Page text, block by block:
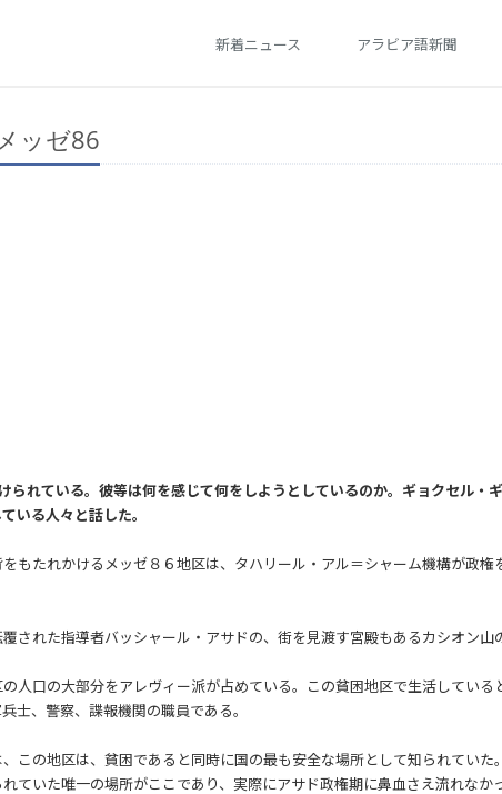
新着ニュース アラビア語新聞
ッゼ86
られている。彼等は何を感じて何をしようとしているのか。ギョクセル・
いる人々と話した。
もたれかけるメッゼ８６地区は、タハリール・アル＝シャーム機構が政
された指導者バッシャール・アサドの、街を見渡す宮殿もあるカシオン山
人口の大部分をアレヴィー派が占めている。この貧困地区で生活してい
士、警察、諜報機関の職員である。
この地区は、貧困であると同時に国の最も安全な場所として知られてい
ていた唯一の場所がここであり、実際にアサド政権期に鼻血さえ流れなか